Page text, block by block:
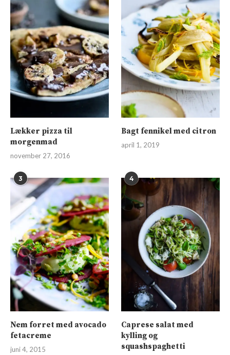
Lækker pizza til
morgenmad
november 27, 2016
Bagt fennikel med citron
april 1, 2019
3
Nem forret med avocado
fetacreme
juni 4, 2015
4
Caprese salat med
kylling og
squashspaghetti